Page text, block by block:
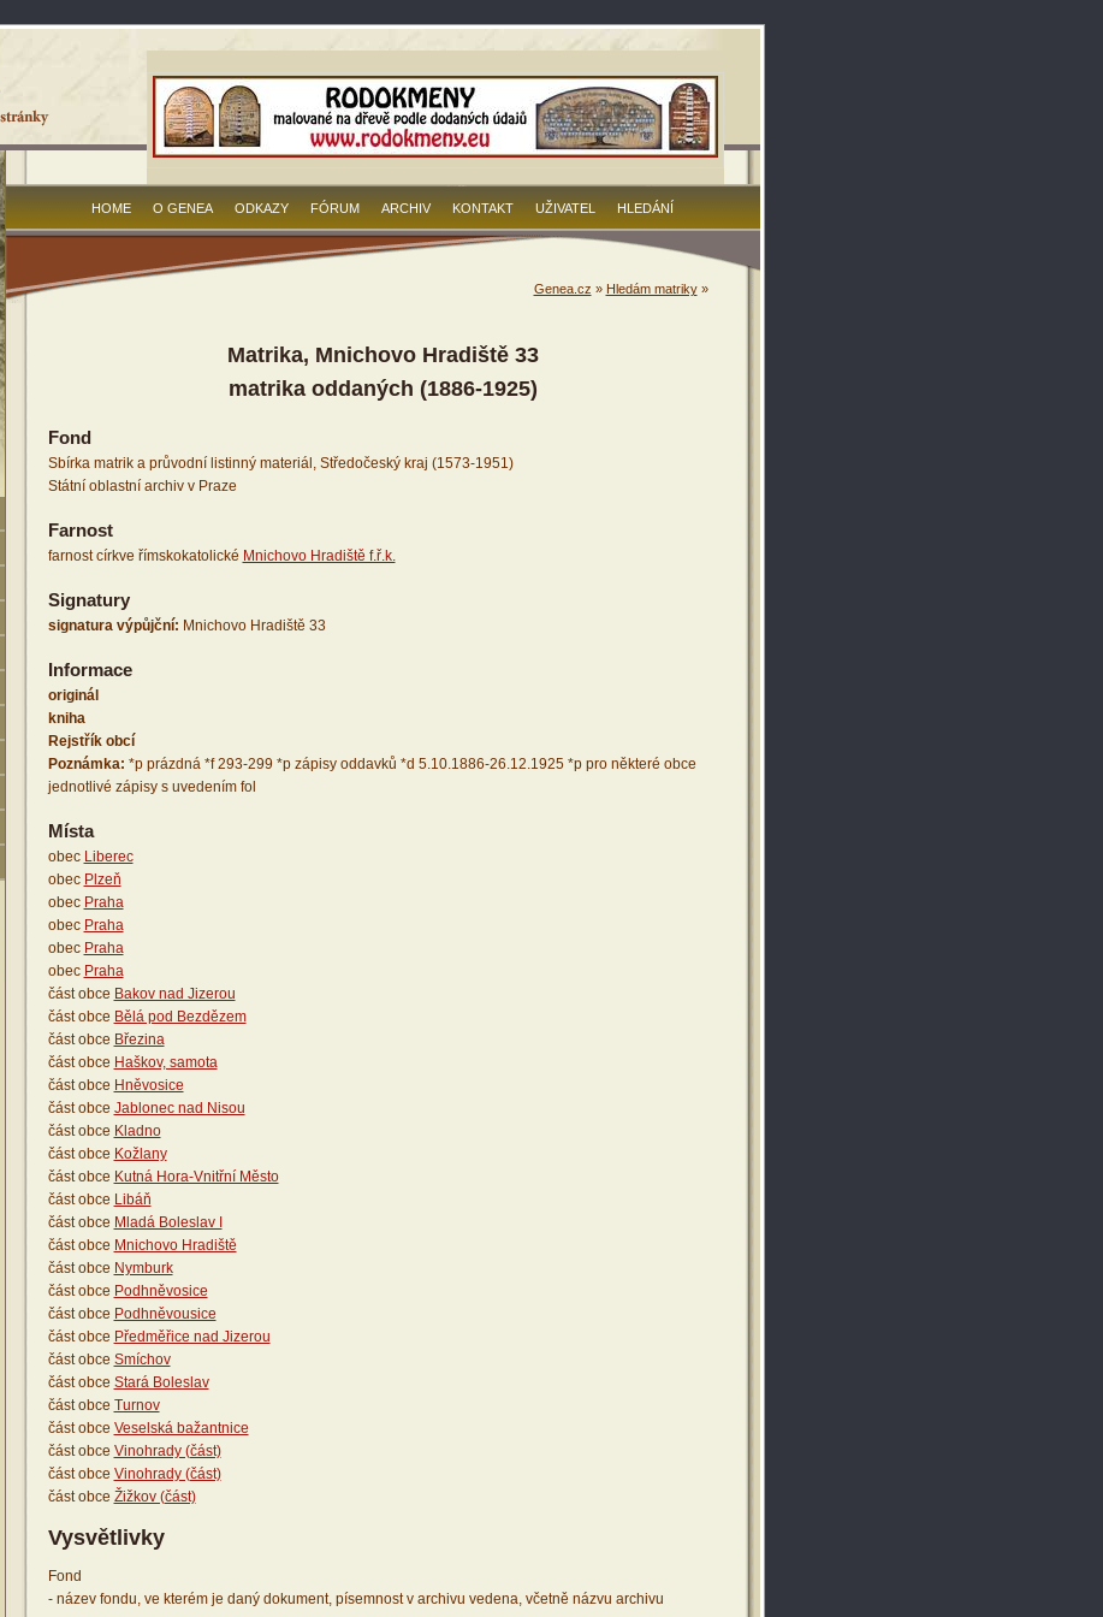
HOME O GENEA ODKAZY FÓRUM ARCHIV KONTAKT UŽIVATEL HLEDÁNÍ
Genea.cz » Hledám matriky»
Matrika, Mnichovo Hradiště 33
matrika oddaných (1886-1925)
Fond
Sbírka matrik a průvodní listinný materiál, Středočeský kraj (1573-1951)
Státní oblastní archiv v Praze
Farnost
farnost církve římskokatolické Mnichovo Hradiště f.ř.k.
Signatury
signatura výpůjční: Mnichovo Hradiště 33
Informace
originál
kniha
Rejstřík obcí
Poznámka: *p prázdná *f 293-299 *p zápisy oddavků *d 5.10.1886-26.12.1925 *p pro některé obce
jednotlivé zápisy s uvedením fol
Místa
obec Liberec
obec Plzeň
obec Praha
obec Praha
obec Praha
obec Praha
část obce Bakov nad Jizerou
část obce Bělá pod Bezdězem
část obce Březina
část obce Haškov, samota
část obce Hněvosice
část obce Jablonec nad Nisou
část obce Kladno
část obce Kožlany
část obce Kutná Hora-Vnitřní Město
část obce Libáň
část obce Mladá Boleslav I
část obce Mnichovo Hradiště
část obce Nymburk
část obce Podhněvosice
část obce Podhněvousice
část obce Předměřice nad Jizerou
část obce Smíchov
část obce Stará Boleslav
část obce Turnov
část obce Veselská bažantnice
část obce Vinohrady (část)
část obce Vinohrady (část)
část obce Žižkov (část)
Vysvětlivky
Fond
- název fondu, ve kterém je daný dokument, písemnost v archivu vedena, včetně názvu archivu